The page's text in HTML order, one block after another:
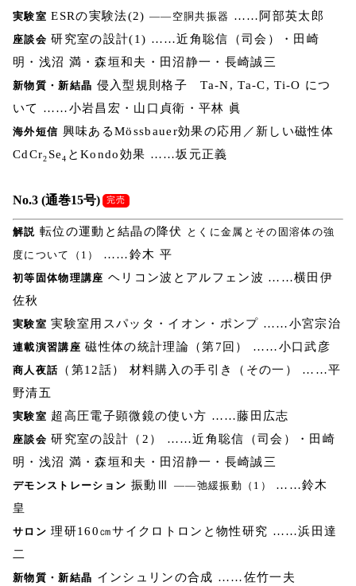
実験室 ESRの実験法(2) ――空胴共振器 ……阿部英太郎
座談会 研究室の設計(1) ……近角聡信（司会）・田崎
明・浅沼 満・森垣和夫・田沼静一・長崎誠三
新物質・新結晶 侵入型規則格子 Ta-N, Ta-C, Ti-O につ
いて ……小岩昌宏・山口貞衛・平林 眞
海外短信 興味あるMössbauer効果の応用／新しい磁性体
CdCr2 Se 4 とKondo効果 ……坂元正義
No.3 (通巻15号) 完売
解説 転位の運動と結晶の降伏
とくに金属とその固溶体の強
度について（1）
……鈴木 平
初等固体物理講座 ヘリコン波とアルフェン波 ……横田伊
佐秋
実験室 実験室用スパッタ・イオン・ポンプ ……小宮宗治
連載演習講座 磁性体の統計理論（第7回） ……小口武彦
商人夜話 （第12話） 材料購入の手引き（その一） ……平
野清五
実験室 超高圧電子顕微鏡の使い方 ……藤田広志
座談会 研究室の設計（2） ……近角聡信（司会）・田崎
明・浅沼 満・森垣和夫・田沼静一・長崎誠三
デモンストレーション 振動Ⅲ ――弛緩振動（1）
……鈴木
皇
サロン 理研160㎝サイクロトロンと物性研究 ……浜田達
二
新物質・新結晶 インシュリンの合成 ……佐竹一夫